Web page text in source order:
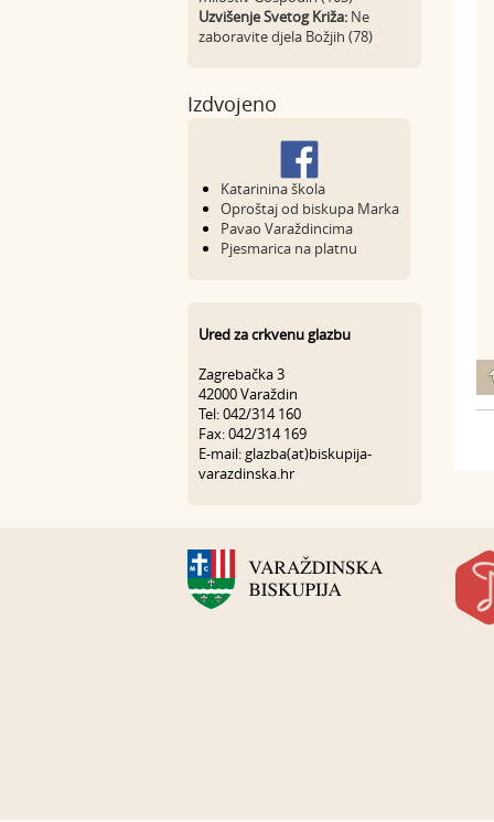
Uzvišenje Svetog Križa: Ne
zaboravite djela Božjih (78)
Izdvojeno
Katarinina škola
Oproštaj od biskupa Marka
Pavao Varaždincima
Pjesmarica na platnu
Ured za crkvenu glazbu
Zagrebačka 3
42000 Varaždin
Tel: 042/314 160
Fax: 042/314 169
E-mail: glazba(at)biskupija-
varazdinska.hr